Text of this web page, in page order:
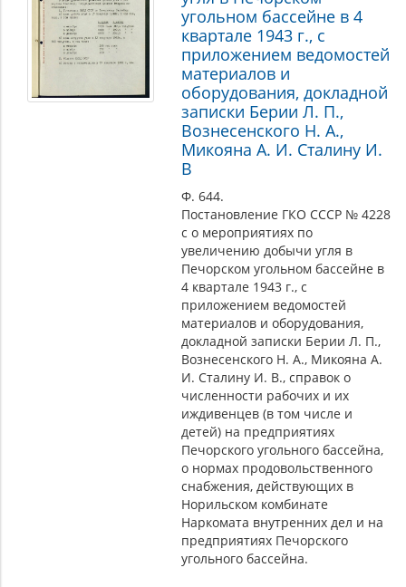
угольном бассейне в 4
квартале 1943 г., с
приложением ведомостей
материалов и
оборудования, докладной
записки Берии Л. П.,
Вознесенского Н. А.,
Микояна А. И. Сталину И.
В
Ф. 644.
Постановление ГКО СССР № 4228
с о мероприятиях по
увеличению добычи угля в
Печорском угольном бассейне в
4 квартале 1943 г., с
приложением ведомостей
материалов и оборудования,
докладной записки Берии Л. П.,
Вознесенского Н. А., Микояна А.
И. Сталину И. В., справок о
численности рабочих и их
иждивенцев (в том числе и
детей) на предприятиях
Печорского угольного бассейна,
о нормах продовольственного
снабжения, действующих в
Норильском комбинате
Наркомата внутренних дел и на
предприятиях Печорского
угольного бассейна.